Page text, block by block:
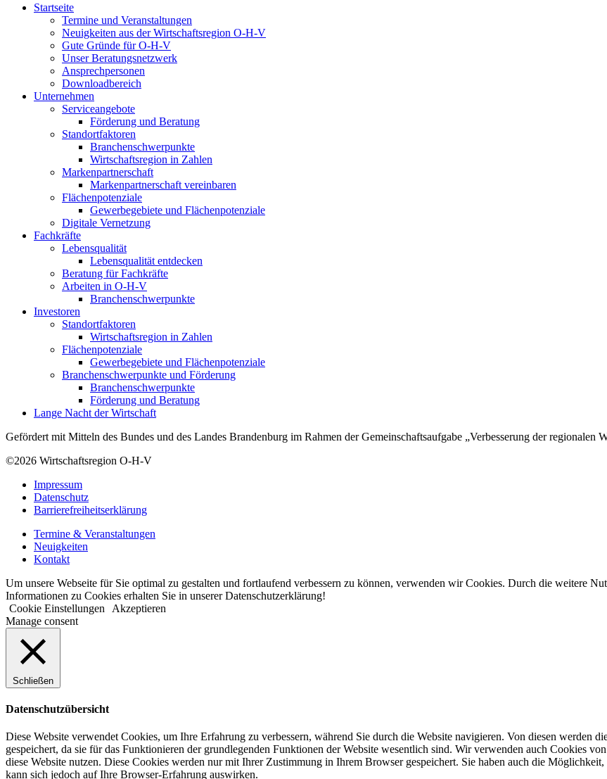
Startseite
Termine und Veranstaltungen
Neuigkeiten aus der Wirtschaftsregion O-H-V
Gute Gründe für O-H-V
Unser Beratungsnetzwerk
Ansprechpersonen
Downloadbereich
Unternehmen
Serviceangebote
Förderung und Beratung
Standortfaktoren
Branchenschwerpunkte
Wirtschaftsregion in Zahlen
Markenpartnerschaft
Markenpartnerschaft vereinbaren
Flächenpotenziale
Gewerbegebiete und Flächenpotenziale
Digitale Vernetzung
Fachkräfte
Lebensqualität
Lebensqualität entdecken
Beratung für Fachkräfte
Arbeiten in O-H-V
Branchenschwerpunkte
Investoren
Standortfaktoren
Wirtschaftsregion in Zahlen
Flächenpotenziale
Gewerbegebiete und Flächenpotenziale
Branchenschwerpunkte und Förderung
Branchenschwerpunkte
Förderung und Beratung
Lange Nacht der Wirtschaft
Gefördert mit Mitteln des Bundes und des Landes Brandenburg im Rahmen der Gemeinschaftsaufgabe „Verbesserung der regionalen
©2026 Wirtschaftsregion O-H-V
Impressum
Datenschutz
Barrierefreiheitserklärung
Termine & Veranstaltungen
Neuigkeiten
Kontakt
Um unsere Webseite für Sie optimal zu gestalten und fortlaufend verbessern zu können, verwenden wir Cookies. Durch die weitere
Informationen zu Cookies erhalten Sie in unserer Datenschutzerklärung!
Cookie Einstellungen
Akzeptieren
Manage consent
Schließen
Datenschutzübersicht
Diese Website verwendet Cookies, um Ihre Erfahrung zu verbessern, während Sie durch die Website navigieren. Von diesen werden
gespeichert, da sie für das Funktionieren der grundlegenden Funktionen der Website wesentlich sind. Wir verwenden auch Cookies
diese Website nutzen. Diese Cookies werden nur mit Ihrer Zustimmung in Ihrem Browser gespeichert. Sie haben auch die
kann sich jedoch auf Ihre Browser-Erfahrung auswirken.